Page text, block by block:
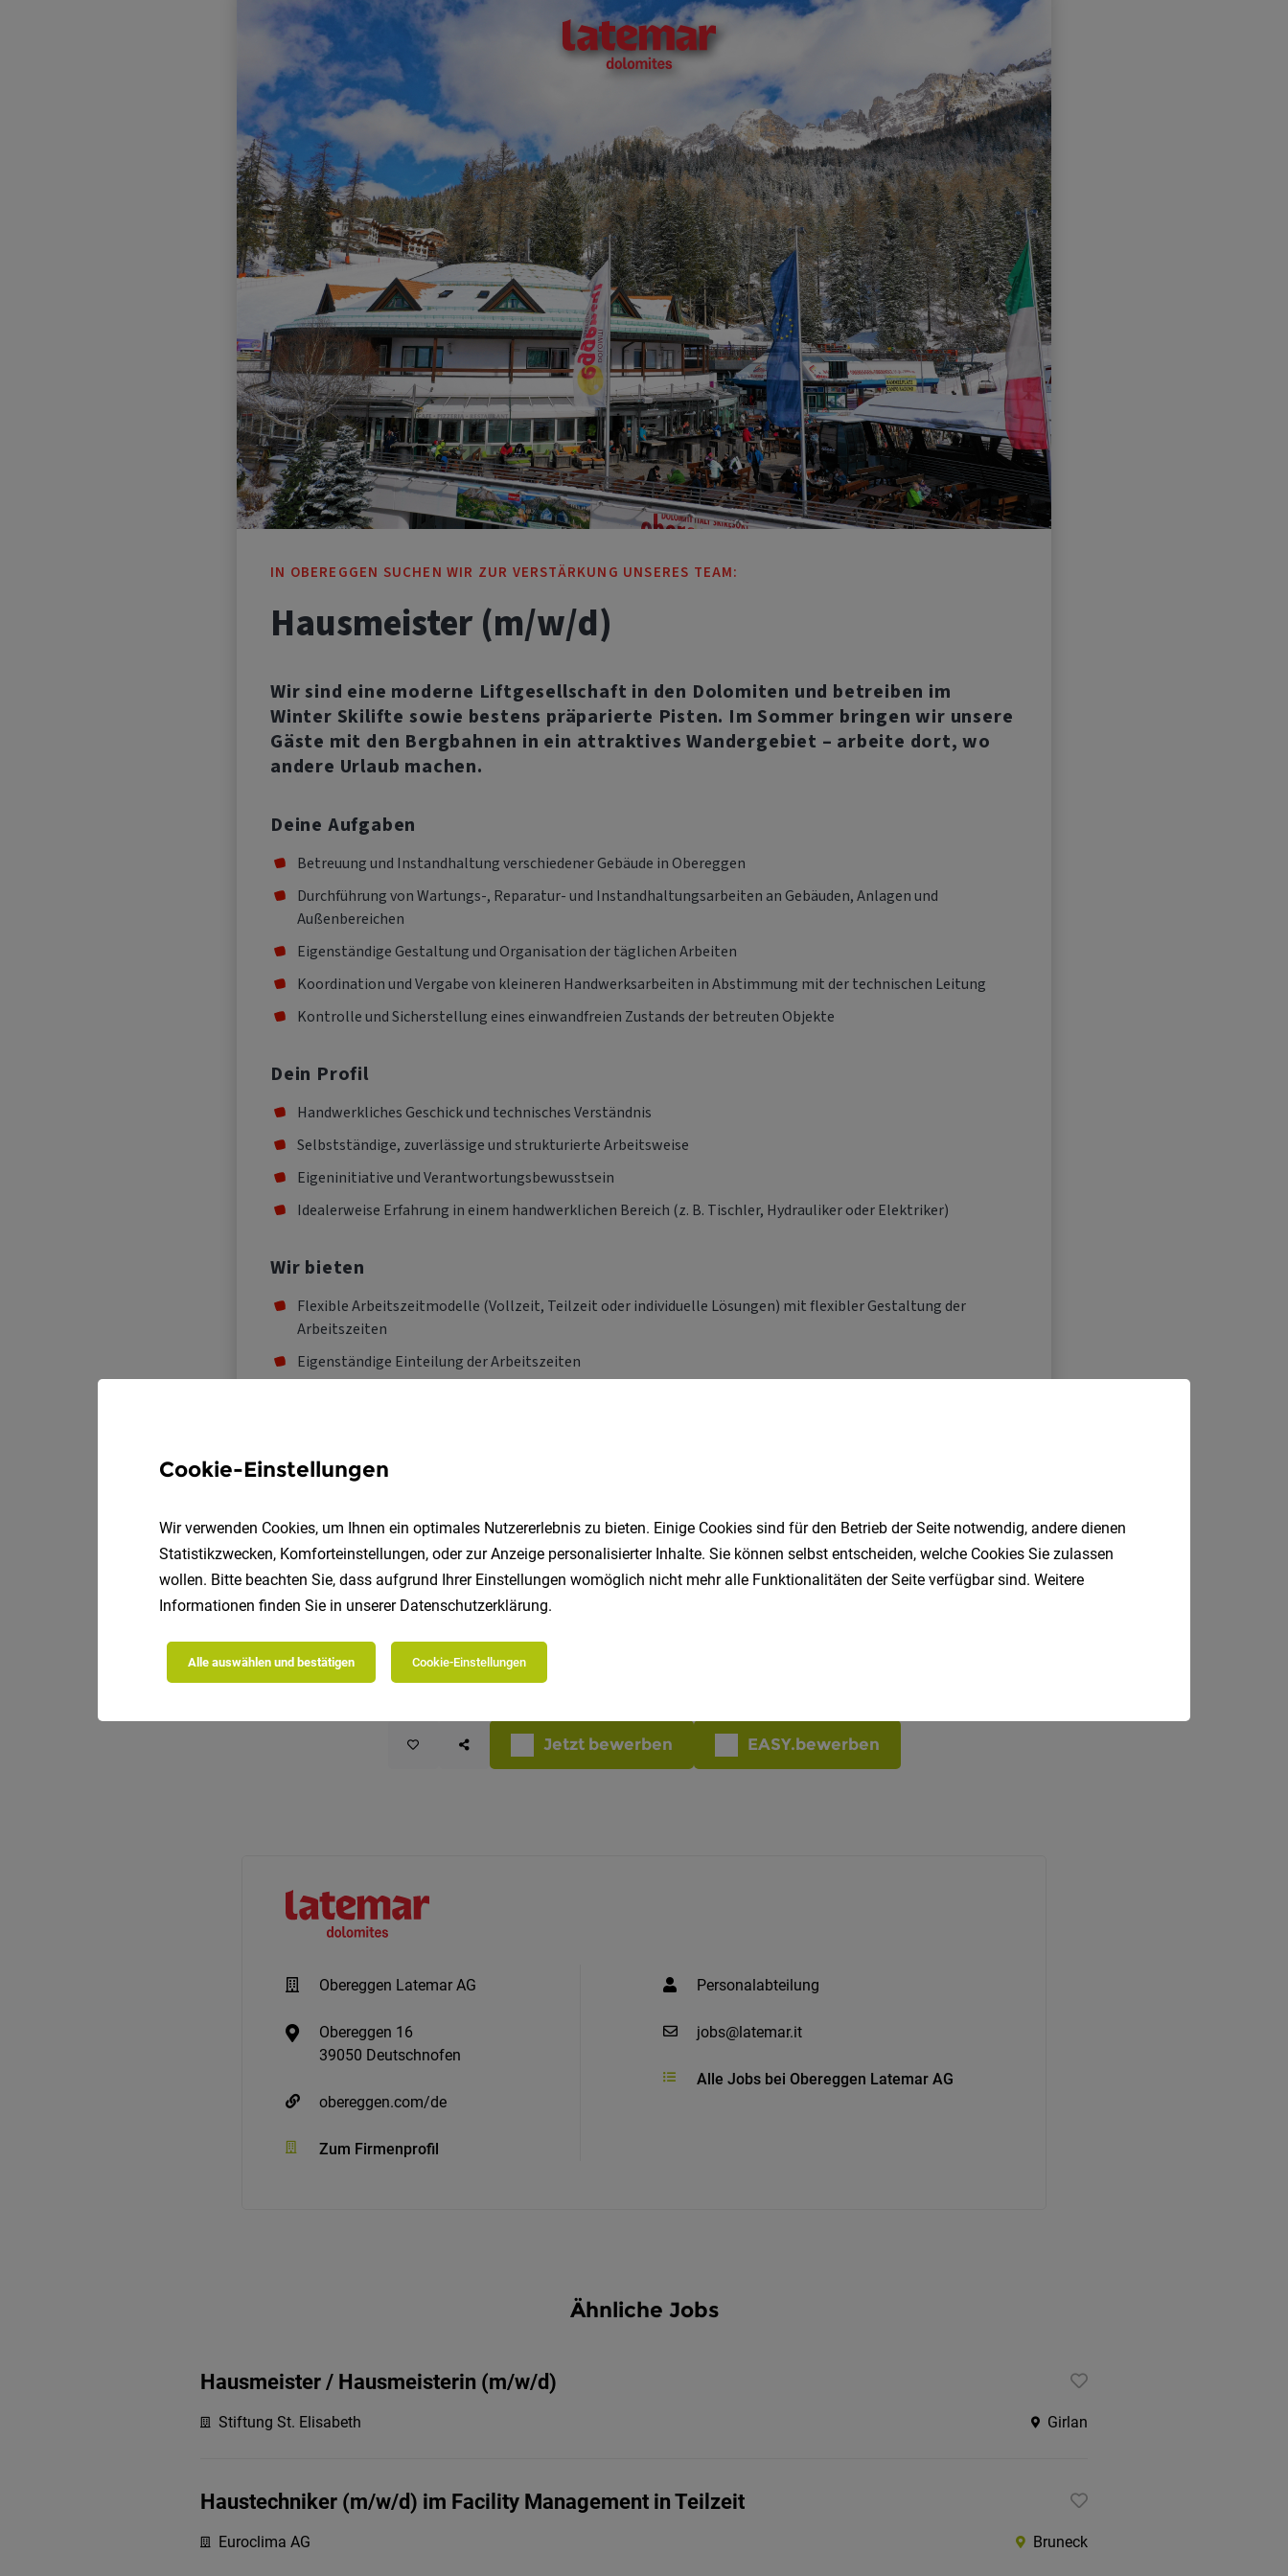
Jetzt bewerben EASY.bewerben
Obereggen Latemar AG
Obereggen 16
39050 Deutschnofen
obereggen.com/de
Zum Firmenprofil
Personalabteilung
jobs@latemar.it
Alle Jobs bei Obereggen Latemar AG
Ähnliche Jobs
Hausmeister / Hausmeisterin (m/w/d)
Stiftung St. Elisabeth Girlan
Haustechniker (m/w/d) im Facility Management in Teilzeit
Euroclima AG Bruneck
Cookie-Einstellungen
Wir verwenden Cookies, um Ihnen ein optimales Nutzererlebnis zu bieten. Einige Cookies sind für den Betrieb der Seite notwendig, andere dienen
Statistikzwecken, Komforteinstellungen, oder zur Anzeige personalisierter Inhalte. Sie können selbst entscheiden, welche Cookies Sie zulassen
wollen. Bitte beachten Sie, dass aufgrund Ihrer Einstellungen womöglich nicht mehr alle Funktionalitäten der Seite verfügbar sind. Weitere
Informationen finden Sie in unserer Datenschutzerklärung.
Alle auswählen und bestätigen Cookie-Einstellungen